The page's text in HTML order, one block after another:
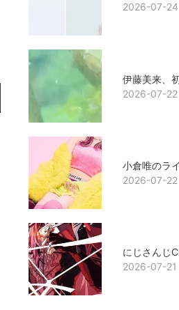
2026-07-
伊藤美来、
2026-07-
小倉唯のラ
2026-07-
にじさんじ
2026-07-21